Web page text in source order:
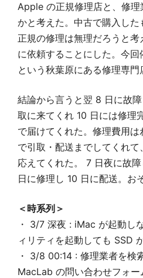
Apple の正規修理店と、修理
かと考えた。中古で購入し
正規の修理は無理だろうと
に依頼することにした。今回
という秋葉原にある修理専門
結論から言うと翌 8 日に故
取に来てくれ 10 日には修理
で届けてくれた。修理費用
で引取・配送までしてくれ
応えてくれた。 7 日夜に故
日に修理し 10 日に配送。お
＜時系列＞
・ 3/7 深夜 : iMac が起動し
ィリティを起動しても SSD
・ 3/8 00:14 : 修理業者を検
MacLab の問い合わせフォ